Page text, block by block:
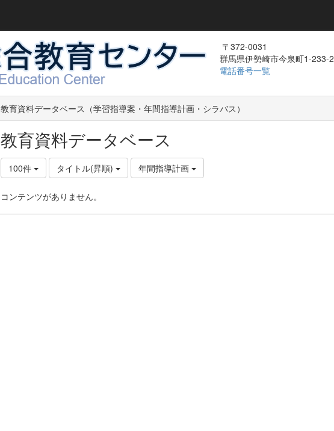
〒372-0031
群馬県伊勢崎市今泉町1-233-2
電話番号一覧
教育資料データベース（学習指導案・年間指導計画・シラバス）
教育資料データベース
100件 タイトル(昇順) 年間指導計画
コンテンツがありません。